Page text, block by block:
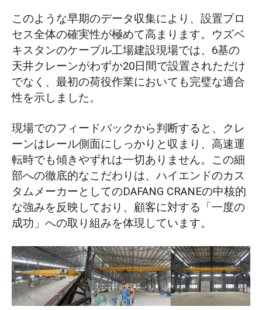
このような早期のデータ収集により、設置プロ
セス全体の確実性が極めて高まります。ウズベ
キスタンのケーブル工場建設現場では、6基の
天井クレーンがわずか20日間で設置されただけ
でなく、最初の荷役作業においても完璧な適合
性を示しました。
現場でのフィードバックから判断すると、クレ
ーンはレール側面にしっかりと収まり、高速運
転時でも傾きやずれは一切ありません。この細
部への徹底的なこだわりは、ハイエンドのカス
タムメーカーとしてのDAFANG CRANEの中核的
な強みを反映しており、顧客に対する「一度の
成功」への取り組みを体現しています。